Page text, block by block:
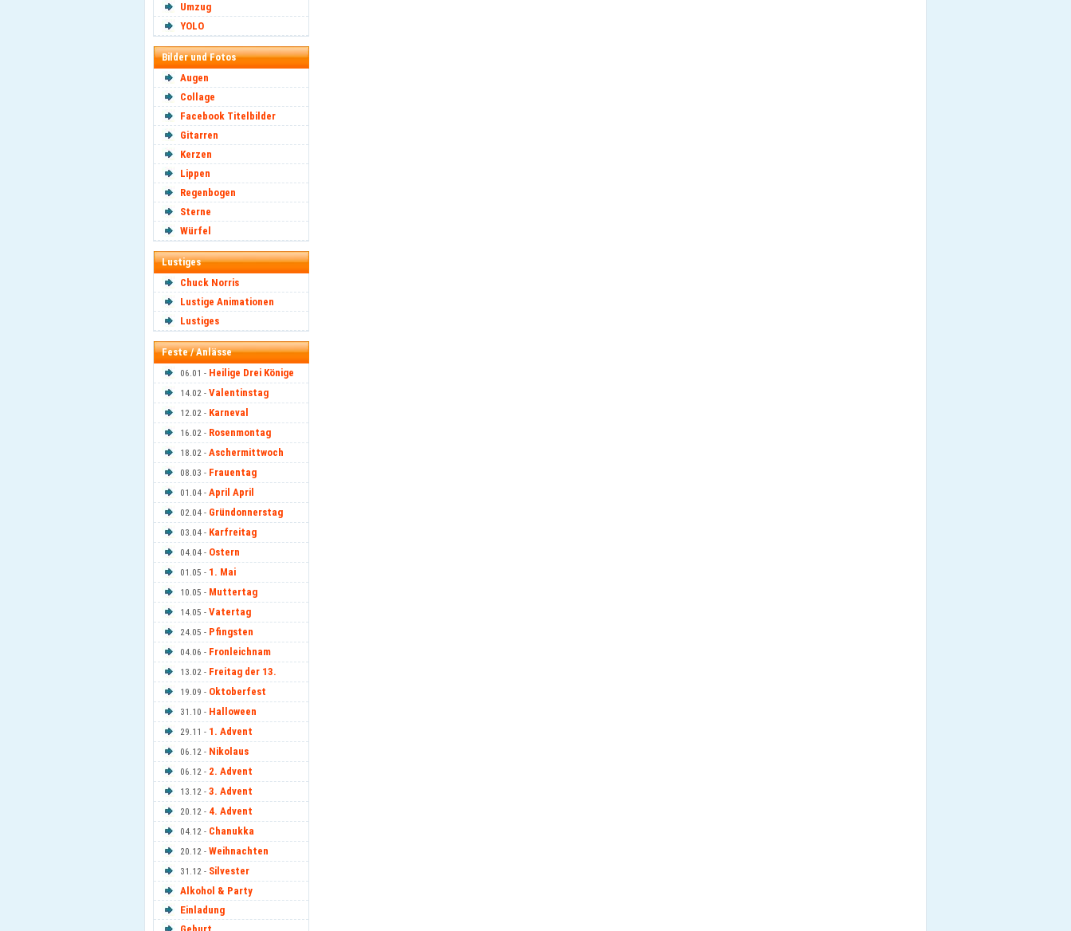
Umzug
YOLO
Bilder und Fotos
Augen
Collage
Facebook Titelbilder
Gitarren
Kerzen
Lippen
Regenbogen
Sterne
Würfel
Lustiges
Chuck Norris
Lustige Animationen
Lustiges
Feste / Anlässe
06.01 - Heilige Drei Könige
14.02 - Valentinstag
12.02 - Karneval
16.02 - Rosenmontag
18.02 - Aschermittwoch
08.03 - Frauentag
01.04 - April April
02.04 - Gründonnerstag
03.04 - Karfreitag
04.04 - Ostern
01.05 - 1. Mai
10.05 - Muttertag
14.05 - Vatertag
24.05 - Pfingsten
04.06 - Fronleichnam
13.02 - Freitag der 13.
19.09 - Oktoberfest
31.10 - Halloween
29.11 - 1. Advent
06.12 - Nikolaus
06.12 - 2. Advent
13.12 - 3. Advent
20.12 - 4. Advent
04.12 - Chanukka
20.12 - Weihnachten
31.12 - Silvester
Alkohol & Party
Einladung